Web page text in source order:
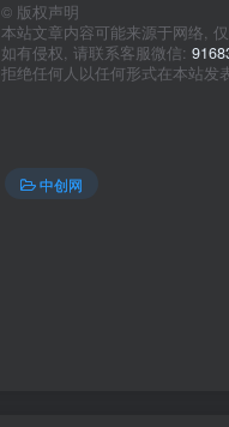
© 版权声明
本站文章内容可能来源于网络,
如有侵权, 请联系客服微信:
拒绝任何人以任何形式在本站发
中创网